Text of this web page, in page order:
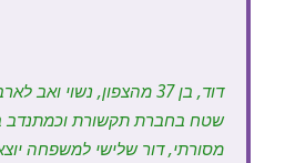
דוד, בן 37 מהצפון, נשוי
שטח בחברת תקשורת וכמתנדב
מסורתי, דור שלישי למשפחה